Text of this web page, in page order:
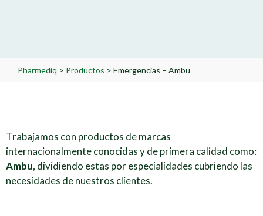
Pharmediq > Productos > Emergencias – Ambu
Trabajamos con productos de marcas
internacionalmente conocidas y de primera calidad como:
Ambu, dividiendo estas por especialidades cubriendo las
necesidades de nuestros clientes.